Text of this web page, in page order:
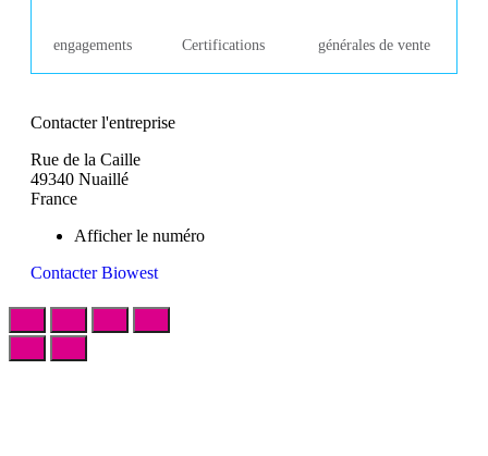
engagements Certifications générales de vente
Contacter l'entreprise
Rue de la Caille
49340 Nuaillé
France
Afficher le numéro
Contacter Biowest